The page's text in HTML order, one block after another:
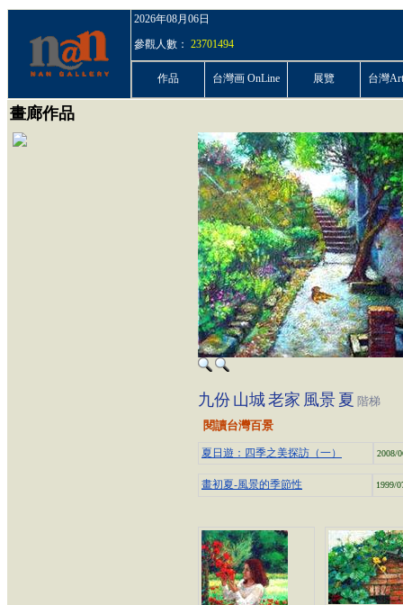
2026年08月06日
參觀人數： 23701494
作品 台灣画 OnLine 展覽 台灣
畫廊作品
九份 山城老家 風景 夏 階梯
閱讀台灣百景
夏日遊：四季之美探訪（一） 2008/
畫初夏-風景的季節性 1999/